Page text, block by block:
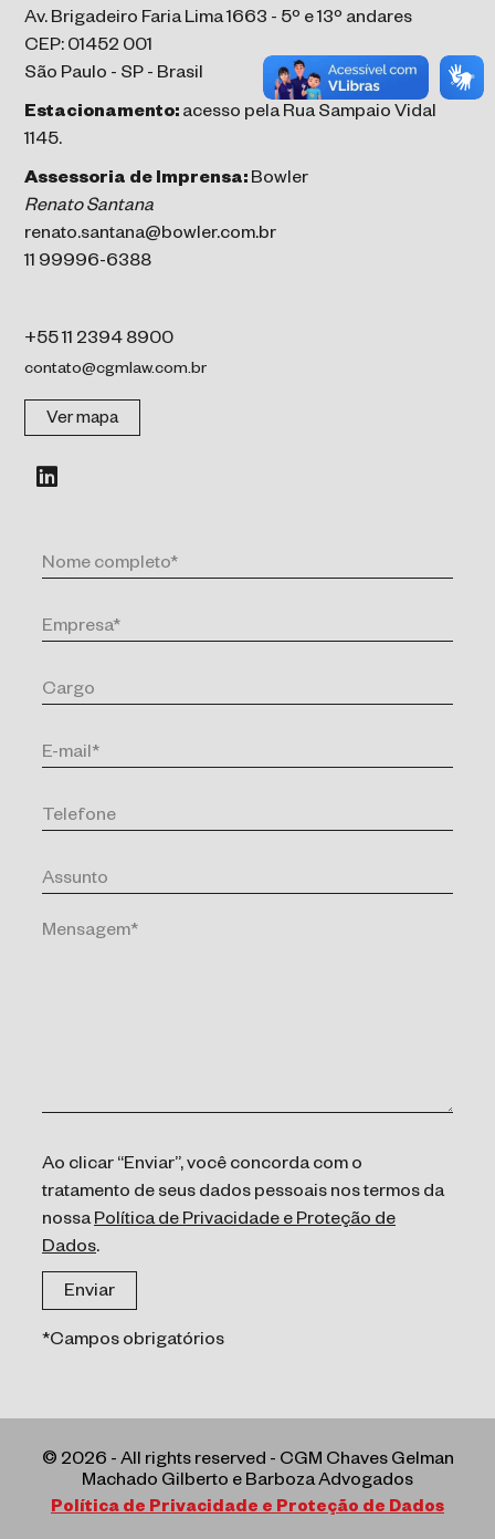
Av. Brigadeiro Faria Lima 1663 - 5º e 13º andares
CEP: 01452 001
São Paulo - SP - Brasil
Estacionamento: acesso pela Rua Sampaio Vidal
1145.
Assessoria de Imprensa: Bowler
Renato Santana
renato.santana@bowler.com.br
11 99996-6388
+55 11 2394 8900
contato@cgmlaw.com.br
Ver mapa
Ao clicar “Enviar”, você concorda com o
tratamento de seus dados pessoais nos termos da
nossaPolítica de Privacidade e Proteção de
Dados.
*Campos obrigatórios
© 2026 - All rights reserved - CGM Chaves Gelman
Machado Gilberto e Barboza Advogados
Política de Privacidade e Proteção de Dados